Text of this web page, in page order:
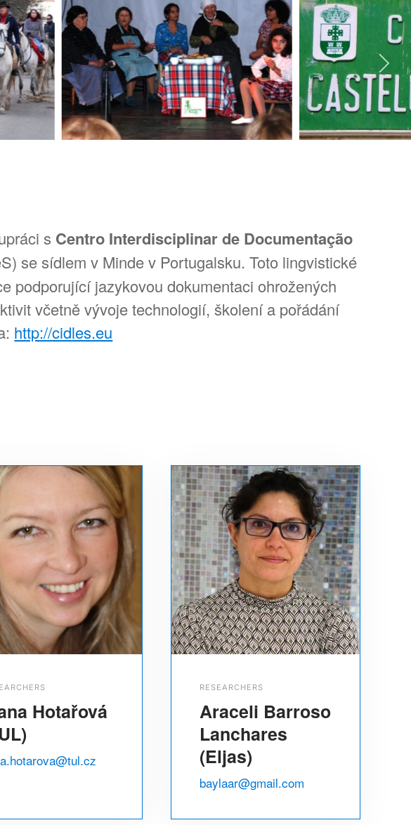
s Centro Interdisciplinar de Documentação
se sídlem v Minde v Portugalsku. Toto lingvistické
podporující jazykovou dokumentaci ohrožených
včetně vývoje technologií, školení a pořádání
http://cidles.eu
Hotařová
RESEARCHERS
Araceli Barroso
Lanchares
(Eljas)
baylaar@gmail.com